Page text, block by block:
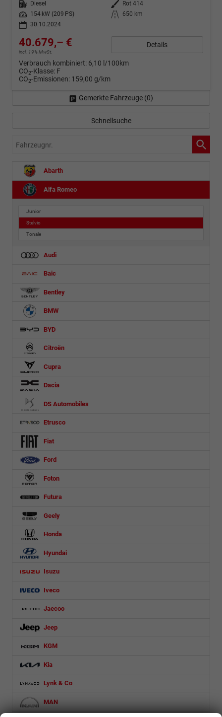
Kraftstoff
Diesel Außenfarbe
Rot 414
Leistung
154 kW (209 PS) Kilometerstand
650 km
30.10.2024
40.679,– €
incl. 19% MwSt.
Details
Verbrauch kombiniert: 6,10 l/100km
CO2-Klasse: F
CO2-Emissionen: 159,00 g/km
Gemerkte Fahrzeuge (0)
Schnellsuche
Fahrzeugnr.
Abarth
Alfa Romeo
Junior
Stelvio
Tonale
Audi
Baic
Bentley
BMW
BYD
Citroën
Cupra
Dacia
DS Automobiles
Etrusco
Fiat
Ford
Foton
Futura
Geely
Honda
Hyundai
Isuzu
Iveco
Jaecoo
Jeep
KGM
Kia
Lynk & Co
MAN